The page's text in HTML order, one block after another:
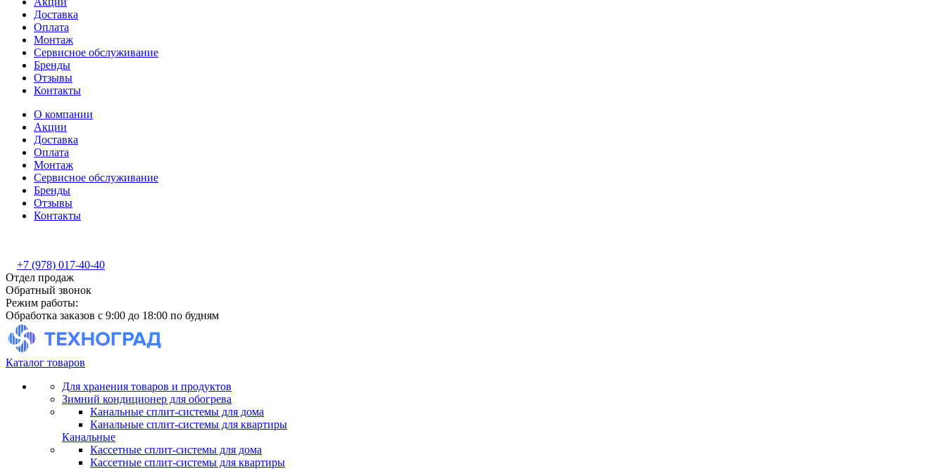
Доставка
Оплата
Монтаж
Сервисное обслуживание
Бренды
Отзывы
Контакты
О компании
Акции
Доставка
Оплата
Монтаж
Сервисное обслуживание
Бренды
Отзывы
Контакты
+7 (978) 017-40-40
Отдел продаж
Обратный звонок
Режим работы:
Обработка заказов с 9:00 до 18:00 по будням
Каталог товаров
Для хранения товаров и продуктов
Зимний кондиционер для обогрева
Канальные сплит-системы для дома
Канальные сплит-системы для квартиры
Канальные
Кассетные сплит-системы для дома
Кассетные сплит-системы для квартиры